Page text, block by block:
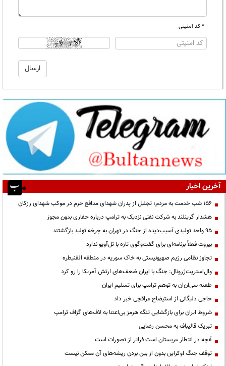
* کد امنیتی
آخرین اخبار
۱۵۶ شب خدمت به مردم؛ تجلیل از پدران شهدای مدافع حرم در موکب شهدای رزکان
هشدار گرینلند به شرکت نفتی نزدیک به ترامپ درباره حفاری بدون مجوز
95 واحد تولیدی آسیب‌دیده از جنگ در تهران به چرخه تولید بازگشتند
بیروت فعلاً برنامه‌ای برای گفت‌وگوی تازه با تل‌آویو ندارد
تجاوز نظامی رژیم صهیونیستی به خاک سوریه در منطقه القنیطره
وال‌استریت‌ژرونال: جنگ با ایران ضعف‌های ارتش آمریکا را رو کرد
طعنه سی‌ان‌ان به توهم ترامپ برای تسلیم ایران
حاجی دلیگانی از استیضاح عراقچی خبر داد
شروط ایران برای بازگشایی تنگه هرمز بی‌اعتنا به لاف‌های گزاف ترامپ
تبریک قالیباف به محسن رضایی
آنچه در انتظار عربستان است فراتر از تصورات است
توقف جنگ اوکراین بدون از بین بردن ریشه‌های آن ممکن نیست